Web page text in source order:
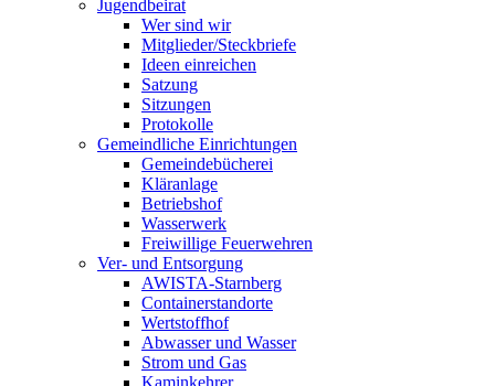
Jugendbeirat
Wer sind wir
Mitglieder/Steckbriefe
Ideen einreichen
Satzung
Sitzungen
Protokolle
Gemeindliche Einrichtungen
Gemeindebücherei
Kläranlage
Betriebshof
Wasserwerk
Freiwillige Feuerwehren
Ver- und Entsorgung
AWISTA-Starnberg
Containerstandorte
Wertstoffhof
Abwasser und Wasser
Strom und Gas
Kaminkehrer